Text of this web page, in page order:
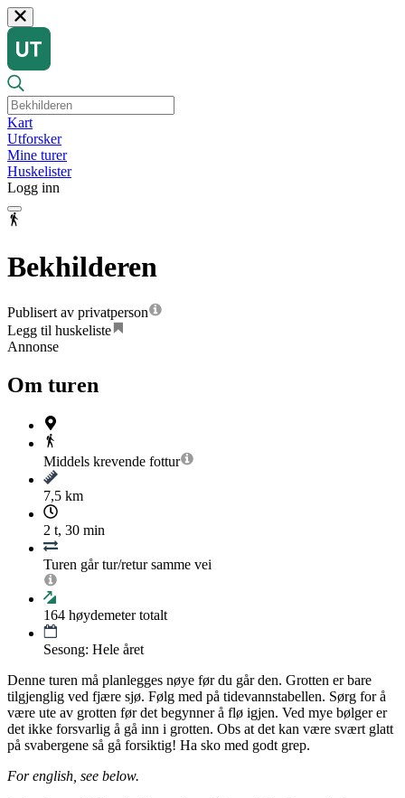
Kart
Utforsker
Mine turer
Huskelister
Logg inn
Bekhilderen
Publisert av privatperson
Legg til huskeliste
Annonse
Om turen
Middels krevende fottur
7,5 km
2 t, 30 min
Turen går tur/retur samme vei
164 høydemeter totalt
Sesong: Hele året
Denne turen må planlegges nøye før du går den. Grotten er bare
tilgjenglig ved fjære sjø. Følg med på tidevannstabellen. Sørg for å
være ute av grotten før det begynner å flø igjen. Ved mye bølger er
det ikke forsvarlig å gå inn i grotten. Obs at det kan være svært glatt
på svabergene så gå forsiktig! Ha sko med godt grep.
For english, see below.